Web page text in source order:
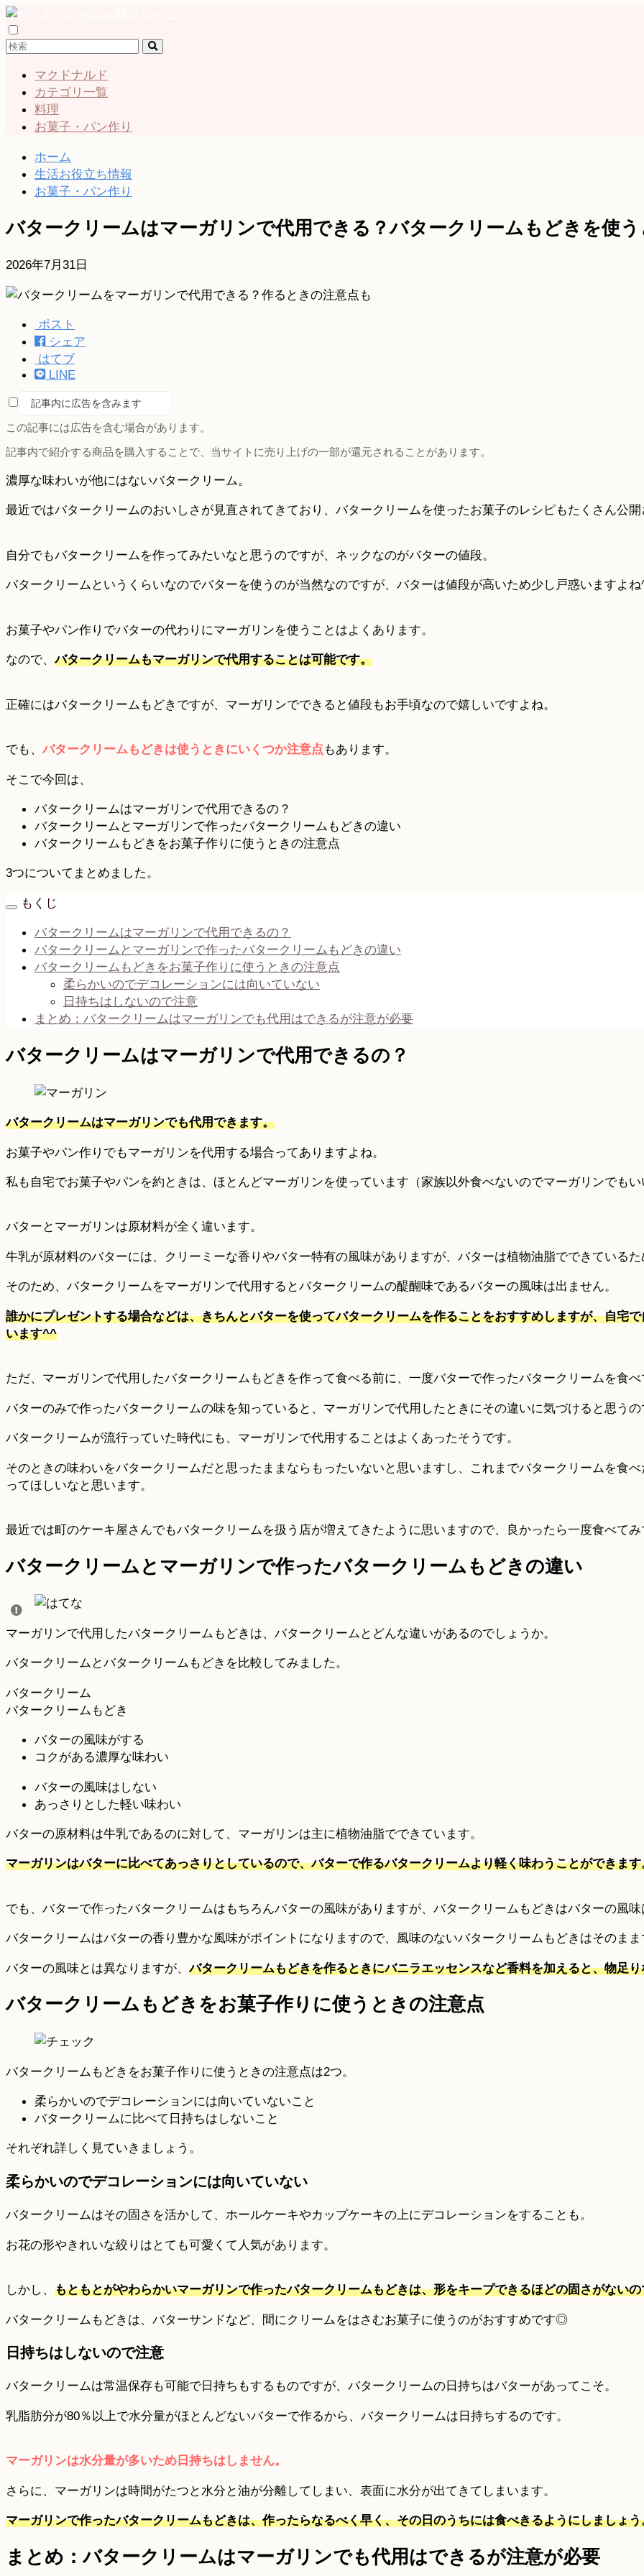
マクドナルド
カテゴリ一覧
料理
お菓子・パン作り
ホーム
生活お役立ち情報
お菓子・パン作り
バタークリームはマーガリンで代用できる？バタークリームもどきを使う
2026年7月31日
ポスト
シェア
はてブ
LINE
記事内に広告を含みます
この記事には広告を含む場合があります。
記事内で紹介する商品を購入することで、当サイトに売り上げの一部が還元されることがあります。
濃厚な味わいが他にはないバタークリーム。
最近ではバタークリームのおいしさが見直されてきており、バタークリームを使ったお菓子のレシピもたくさん公開
自分でもバタークリームを作ってみたいなと思うのですが、ネックなのがバターの値段。
バタークリームというくらいなのでバターを使うのが当然なのですが、バターは値段が高いため少し戸惑いますよね
お菓子やパン作りでバターの代わりにマーガリンを使うことはよくあります。
なので、バタークリームもマーガリンで代用することは可能です。
正確にはバタークリームもどきですが、マーガリンでできると値段もお手頃なので嬉しいですよね。
でも、バタークリームもどきは使うときにいくつか注意点 もあります。
そこで今回は、
バタークリームはマーガリンで代用できるの？
バタークリームとマーガリンで作ったバタークリームもどきの違い
バタークリームもどきをお菓子作りに使うときの注意点
3つについてまとめました。
もくじ
バタークリームはマーガリンで代用できるの？
バタークリームとマーガリンで作ったバタークリームもどきの違い
バタークリームもどきをお菓子作りに使うときの注意点
柔らかいのでデコレーションには向いていない
日持ちはしないので注意
まとめ：バタークリームはマーガリンでも代用はできるが注意が必要
バタークリームはマーガリンで代用できるの？
バタークリームはマーガリンでも代用できます。
お菓子やパン作りでもマーガリンを代用する場合ってありますよね。
私も自宅でお菓子やパンを約ときは、ほとんどマーガリンを使っています（家族以外食べないのでマーガリンでもい
バターとマーガリンは原材料が全く違います。
牛乳が原材料のバターには、クリーミーな香りやバター特有の風味がありますが、バターは植物油脂でできているた
そのため、バタークリームをマーガリンで代用するとバタークリームの醍醐味であるバターの風味は出ません。
誰かにプレゼントする場合などは、きちんとバターを使ってバタークリームを作ることをおすすめしますが、自宅
います^^
ただ、マーガリンで代用したバタークリームもどきを作って食べる前に、一度バターで作ったバタークリームを食べ
バターのみで作ったバタークリームの味を知っていると、マーガリンで代用したときにその違いに気づけると思うの
バタークリームが流行っていた時代にも、マーガリンで代用することはよくあったそうです。
そのときの味わいをバタークリームだと思ったままならもったいないと思いますし、これまでバタークリームを食
ってほしいなと思います。
最近では町のケーキ屋さんでもバタークリームを扱う店が増えてきたように思いますので、良かったら一度食べて
バタークリームとマーガリンで作ったバタークリームもどきの違い
マーガリンで代用したバタークリームもどきは、バタークリームとどんな違いがあるのでしょうか。
バタークリームとバタークリームもどきを比較してみました。
バタークリーム
バタークリームもどき
バターの風味がする
コクがある濃厚な味わい
バターの風味はしない
あっさりとした軽い味わい
バターの原材料は牛乳であるのに対して、マーガリンは主に植物油脂でできています。
マーガリンはバターに比べてあっさりとしているので、バターで作るバタークリームより軽く味わうことができます
でも、バターで作ったバタークリームはもちろんバターの風味がありますが、バタークリームもどきはバターの風味
バタークリームはバターの香り豊かな風味がポイントになりますので、風味のないバタークリームもどきはそのまま
バターの風味とは異なりますが、バタークリームもどきを作るときにバニラエッセンスなど香料を加えると、物足
バタークリームもどきをお菓子作りに使うときの注意点
バタークリームもどきをお菓子作りに使うときの注意点は2つ。
柔らかいのでデコレーションには向いていないこと
バタークリームに比べて日持ちはしないこと
それぞれ詳しく見ていきましょう。
柔らかいのでデコレーションには向いていない
バタークリームはその固さを活かして、ホールケーキやカップケーキの上にデコレーションをすることも。
お花の形やきれいな絞りはとても可愛くて人気があります。
しかし、 もともとがやわらかいマーガリンで作ったバタークリームもどきは、形をキープできるほどの固さがない
バタークリームもどきは、バターサンドなど、間にクリームをはさむお菓子に使うのがおすすめです◎
日持ちはしないので注意
バタークリームは常温保存も可能で日持ちもするものですが、バタークリームの日持ちはバターがあってこそ。
乳脂肪分が80％以上で水分量がほとんどないバターで作るから、バタークリームは日持ちするのです。
マーガリンは水分量が多いため日持ちはしません。
さらに、マーガリンは時間がたつと水分と油が分離してしまい、表面に水分が出てきてしまいます。
マーガリンで作ったバタークリームもどきは、作ったらなるべく早く、その日のうちには食べきるようにしましょう
まとめ：バタークリームはマーガリンでも代用はできるが注意が必要